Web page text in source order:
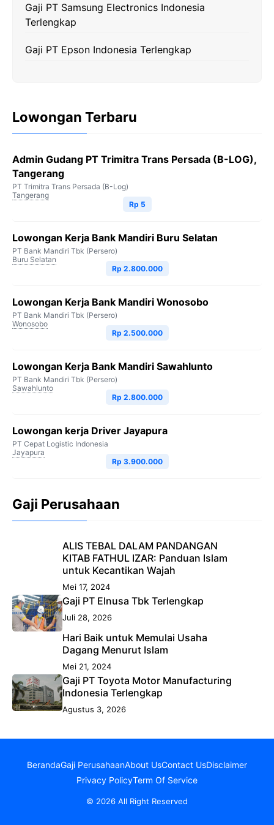
Gaji PT Samsung Electronics Indonesia
Terlengkap
Gaji PT Epson Indonesia Terlengkap
Lowongan Terbaru
Admin Gudang PT Trimitra Trans Persada (B-LOG),
Tangerang
PT Trimitra Trans Persada (B-Log)
Tangerang
Rp 5
Lowongan Kerja Bank Mandiri Buru Selatan
PT Bank Mandiri Tbk (Persero)
Buru Selatan
Rp 2.800.000
Lowongan Kerja Bank Mandiri Wonosobo
PT Bank Mandiri Tbk (Persero)
Wonosobo
Rp 2.500.000
Lowongan Kerja Bank Mandiri Sawahlunto
PT Bank Mandiri Tbk (Persero)
Sawahlunto
Rp 2.800.000
Lowongan kerja Driver Jayapura
PT Cepat Logistic Indonesia
Jayapura
Rp 3.900.000
Gaji Perusahaan
ALIS TEBAL DALAM PANDANGAN
KITAB FATHUL IZAR: Panduan Islam
untuk Kecantikan Wajah
Mei 17, 2024
Gaji PT Elnusa Tbk Terlengkap
Juli 28, 2026
Hari Baik untuk Memulai Usaha
Dagang Menurut Islam
Mei 21, 2024
Gaji PT Toyota Motor Manufacturing
Indonesia Terlengkap
Agustus 3, 2026
BerandaGaji PerusahaanAbout UsContact UsDisclaimer
Privacy PolicyTerm Of Service
© 2026 All Right Reserved